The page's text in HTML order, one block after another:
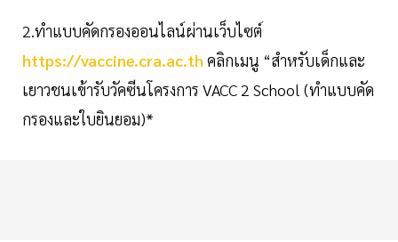
2.ทำแบบคัดกรองออนไลน์ผ่านเว็บไซต์
https://vaccine.cra.ac.th คลิกเมนู “สำหรับเด็กและ
เยาวชนเข้ารับวัคซีนโครงการ VACC 2 School (ทำแบบคัด
กรองและใบยินยอม)*